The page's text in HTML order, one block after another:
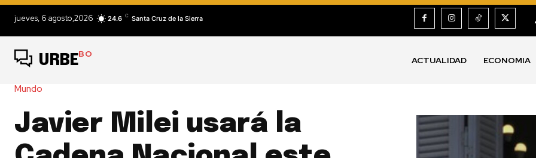
jueves, 6 agosto,2026 24.6 C Santa Cruz de la Sierra
URBEBO
ACTUALIDAD ECONOMIA
Mundo
Javier Milei usará la